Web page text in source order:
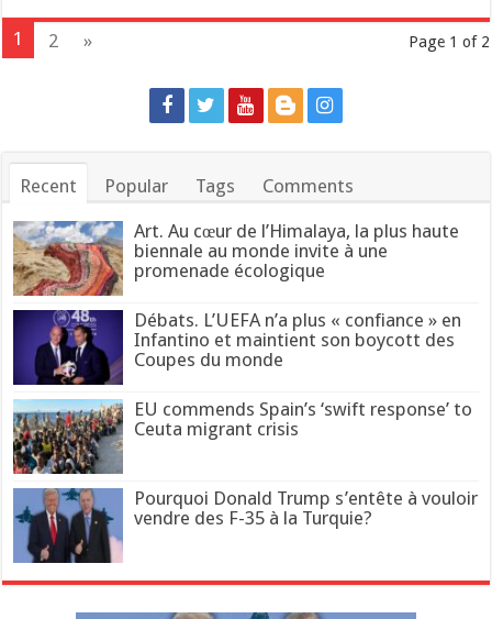
Page 1 of 2
1 2 »
Recent Popular Tags Comments
Art. Au cœur de l’Himalaya, la plus haute
biennale au monde invite à une
promenade écologique
Débats. L’UEFA n’a plus « confiance » en
Infantino et maintient son boycott des
Coupes du monde
EU commends Spain’s ‘swift response’ to
Ceuta migrant crisis
Pourquoi Donald Trump s’entête à vouloir
vendre des F-35 à la Turquie?